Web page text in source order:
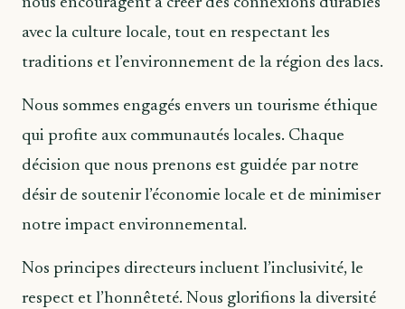
avec la culture locale, tout en respectant les
traditions et l’environnement de la région des lacs.
Nous sommes engagés envers un tourisme éthique
qui profite aux communautés locales. Chaque
décision que nous prenons est guidée par notre
désir de soutenir l’économie locale et de minimiser
notre impact environnemental.
Nos principes directeurs incluent l’inclusivité, le
respect et l’honnêteté. Nous glorifions la diversité